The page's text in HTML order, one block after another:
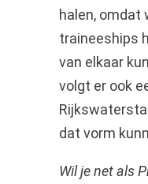
halen, omdat
traineeships
van elkaar
volgt er ook
dat vorm
Wil je net als